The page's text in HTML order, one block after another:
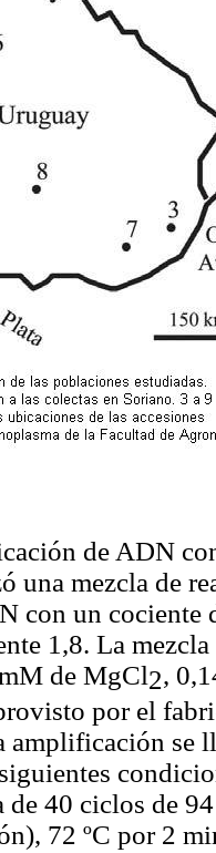
de ADN
una mezcla de
con un cociente
1,8. La
de MgCl2,
por el
amplificación se
de 40 ciclos de
72 ºC por 2